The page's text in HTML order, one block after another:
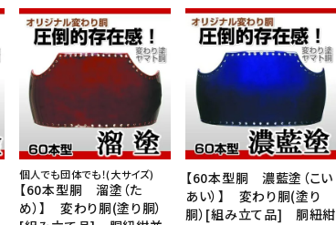
防具袋
個人でも団体でも！(大サイズ)
【60本型胴 溜塗（た
め）】 変わり胴(塗り胴）
【60本型胴 濃藍塗（こい
あい）】 変わり胴(塗り
胴）[組み立て品] 胴紐紺